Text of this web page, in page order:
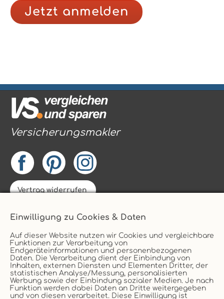
Einwilligung zu Cookies & Daten
Auf dieser Website nutzen wir Cookies und vergleichbare
Funktionen zur Verarbeitung von
Endgeräteinformationen und personenbezogenen
Daten. Die Verarbeitung dient der Einbindung von
Inhalten, externen Diensten und Elementen Dritter, der
statistischen Analyse/Messung, personalisierten
Werbung sowie der Einbindung sozialer Medien. Je nach
Funktion werden dabei Daten an Dritte weitergegeben
und von diesen verarbeitet. Diese Einwilligung ist
Jetzt anmelden
Versicherungsmakler
Vertrag widerrufen
Tierversicherung
Wir als Makler
Service
Kontakt
Unternehmen